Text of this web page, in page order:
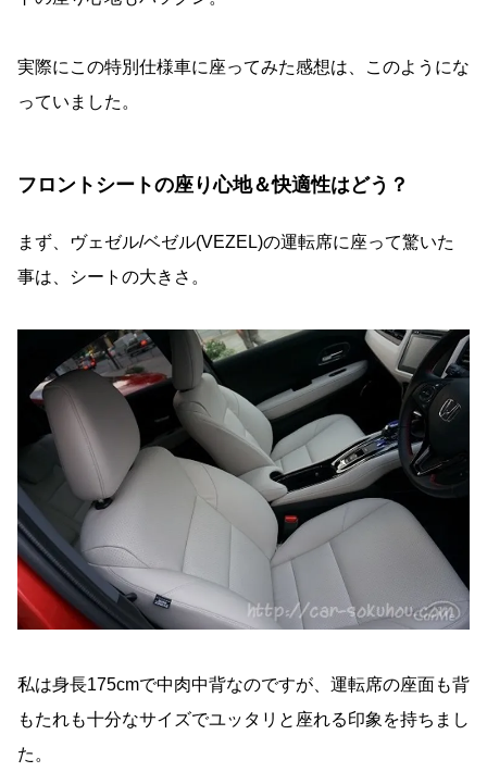
実際にこの特別仕様車に座ってみた感想は、このようにな
っていました。
フロントシートの座り心地＆快適性はどう？
まず、ヴェゼル/ベゼル(VEZEL)の運転席に座って驚いた
事は、シートの大きさ。
私は身長175cmで中肉中背なのですが、運転席の座面も背
もたれも十分なサイズでユッタリと座れる印象を持ちまし
た。